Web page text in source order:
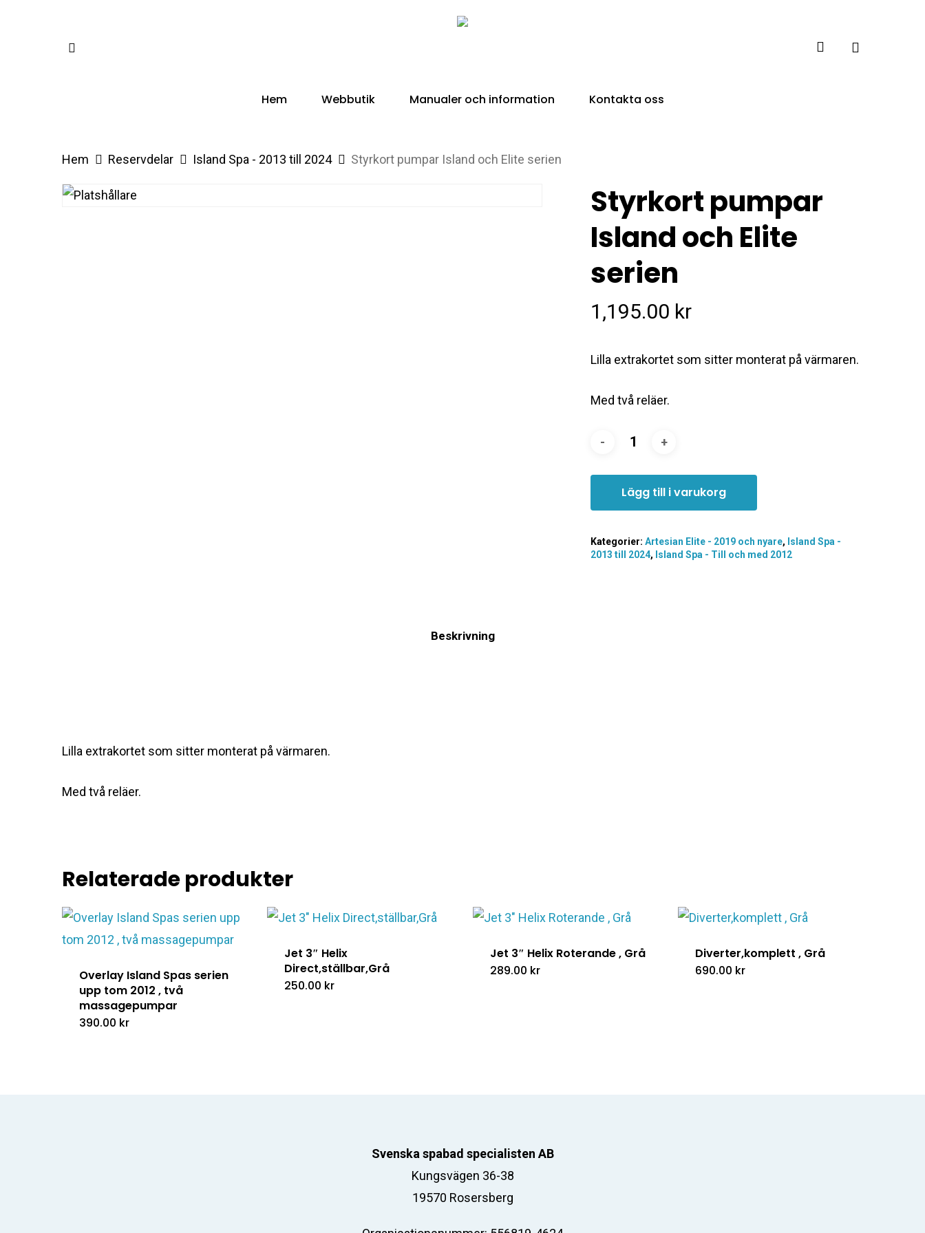
facebook
Hem Webbutik Manualer och information Kontakta oss
Hem Reservdelar Island Spa - 2013 till 2024 Styrkort pumpar Island och Elite serien
Styrkort pumpar
Island och Elite
serien
1,195.00 kr
Lilla extrakortet som sitter monterat på värmaren.
Med två reläer.
Lägg till i varukorg
Kategorier:Artesian Elite - 2019 och nyare, Island Spa -
2013 till 2024, Island Spa - Till och med 2012
Beskrivning
Lilla extrakortet som sitter monterat på värmaren.
Med två reläer.
Relaterade produkter
Overlay Island Spas serien
upp tom 2012 , två
massagepumpar
390.00 kr
Jet 3″ Helix
Direct,ställbar,Grå
250.00 kr
Jet 3″ Helix Roterande , Grå
289.00 kr
Diverter,komplett , Grå
690.00 kr
Svenska spabad specialisten AB
Kungsvägen 36-38
19570 Rosersberg